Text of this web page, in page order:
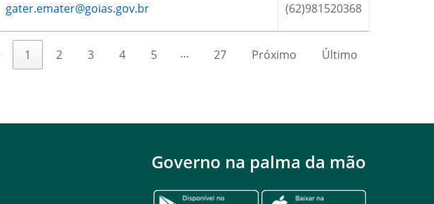
gater.emater@goias.gov.br (62)981520368
1 2 3 4 5 … 27 Próximo Último
Governo na palma da mão